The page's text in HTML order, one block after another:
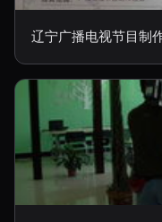
辽宁广播电视节目制